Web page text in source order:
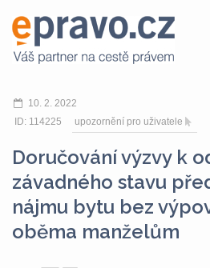
10. 2. 2022
ID: 114225
upozornění pro uživatele
Doručování výzvy k
závadného stavu
nájmu bytu bez
oběma manželům